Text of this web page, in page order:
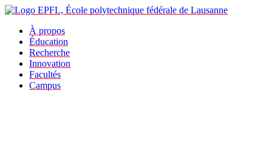
À propos
Éducation
Recherche
Innovation
Facultés
Campus